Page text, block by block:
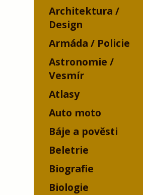
Architektura /
Design
Armáda / Policie
Astronomie /
Vesmír
Atlasy
Auto moto
Báje a pověsti
Beletrie
Biografie
Biologie